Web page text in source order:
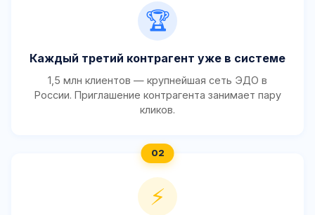
🏆
Каждый третий контрагент уже в системе
1,5 млн клиентов — крупнейшая сеть ЭДО в
России. Приглашение контрагента занимает пару
кликов.
⚡